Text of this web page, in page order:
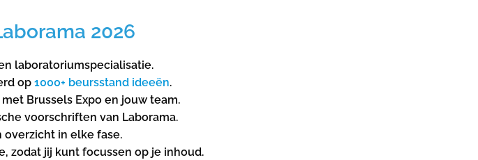
2026
laboratoriumspecialisatie.
op 1000+ beursstand ideeën.
Brussels Expo en jouw team.
voorschriften van Laborama.
overzicht in elke fase.
zodat jij kunt focussen op je inhoud.